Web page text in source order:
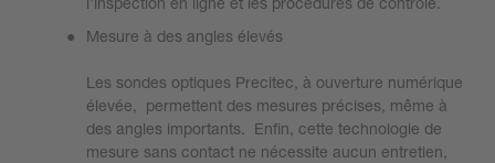
Mesure à des angles élevés
Les sondes optiques Precitec, à ouverture numérique
élevée, permettent des mesures précises, même à
des angles importants. Enfin, cette technologie de
mesure sans contact ne nécessite aucun entretien,